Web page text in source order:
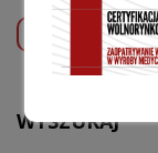
POPRZEDNI WPIS
WYSZUKAJ